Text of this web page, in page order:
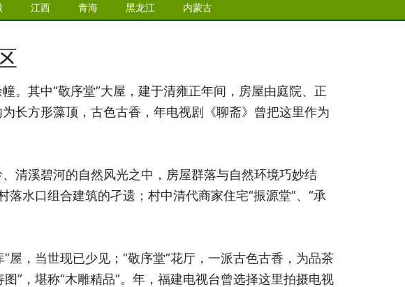
江西 青海 黑龙江 内蒙古
。其中“敬序堂”大屋，建于清雍正年间，房屋由庭院、正
长方形藻顶，古色古香，年电视剧《聊斋》曾把这里作为
清溪碧河的自然风光之中，房屋群落与自然环境巧妙结
水口组合建筑的孑遗；村中清代商家住宅“振源堂”、“承
屋，当世现已少见；“敬序堂”花厅，一派古色古香，为品茶
”，堪称“木雕精品”。年，福建电视台曾选择这里拍摄电视